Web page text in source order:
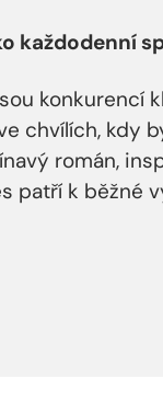
každodenní
konkurencí
chvílích, kdy
román,
patří k běžné